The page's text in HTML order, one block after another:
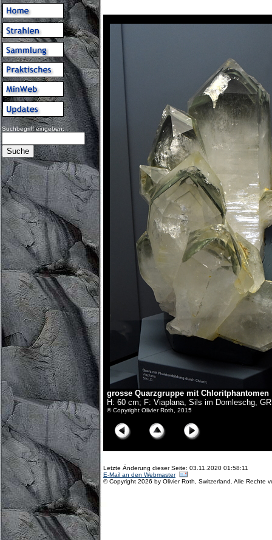
Suchbegriff eingeben:
grosse Quarzgruppe mit Chloritphantomen
H: 60 cm; F: Viaplana, Sils im Domleschg, GR
© Copyright Olivier Roth, 2015
Letzte Änderung dieser Seite: 03.11.2020 01:58:11
E-Mail an den Webmaster
© Copyright 2026 by Olivier Roth, Switzerland. Alle Rechte